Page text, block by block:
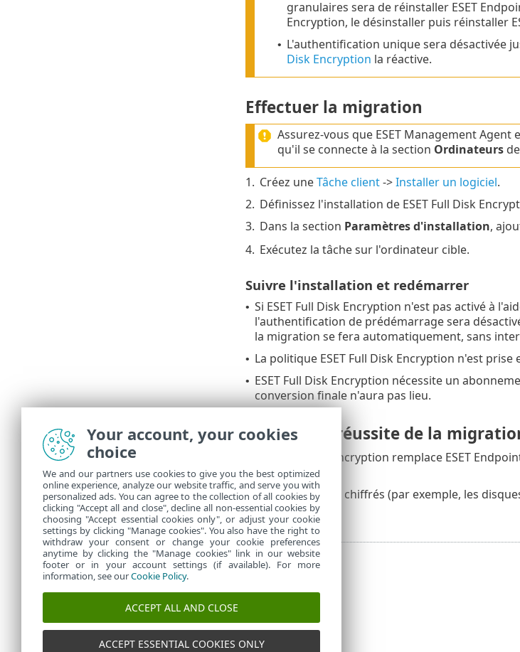
granulaires sera de réinstaller ESET
Encryption, le désinstaller puis réinstaller
• L'authentification unique sera désactivée
Disk Encryption la réactive.
Effectuer la migration
Assurez-vous que ESET Management
qu'il se connecte à la section Ordinateursde
1. Créez uneTâche client->Installer un logiciel.
2. Définissez l'installation de ESET Full Disk
3. Dans la section Paramètres d'installation,
4. Exécutez la tâche sur l'ordinateur cible.
Suivre l'installation et redémarrer
• Si ESET Full Disk Encryption n'est pas activé à
l'authentification de prédémarrage sera
la migration se fera automatiquement, sans
• La politique ESET Full Disk Encryption n'est
• ESET Full Disk Encryption nécessite un
conversion finale n'aura pas lieu.
Critères de réussite de la
ESET Full Disk Encryption remplace ESET
spécifiée.
• Les disques non chiffrés (par exemple, les
Encryption.
Your account, your cookies
choice
We and our partners use cookies to give you the best optimized
online experience, analyze our website traffic, and serve you with
personalized ads. You can agree to the collection of all cookies by
clicking "Accept all and close", decline all non-essential cookies by
choosing "Accept essential cookies only", or adjust your cookie
settings by clicking "Manage cookies". You also have the right to
withdraw your consent or change your cookie preferences
anytime by clicking the "Manage cookies" link in our website
footer or in your account settings (if available). For more
information, see ourCookie Policy.
ACCEPT ALL AND CLOSE
ACCEPT ESSENTIAL COOKIES ONLY